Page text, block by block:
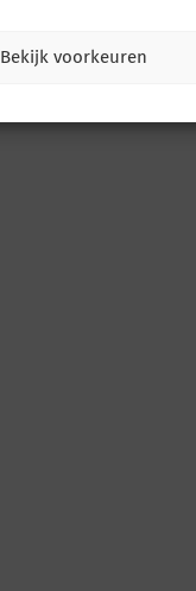
Bekijk voorkeuren